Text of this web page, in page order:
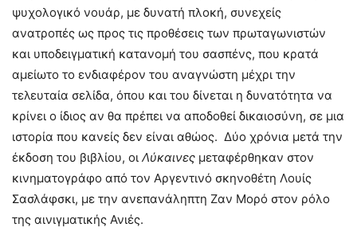
ψυχολογικό νουάρ, με δυνατή πλοκή, συνεχείς
ανατροπές ως προς τις προθέσεις των πρωταγωνιστών
και υποδειγματική κατανομή του σασπένς, που κρατά
αμείωτο το ενδιαφέρον του αναγνώστη μέχρι την
τελευταία σελίδα, όπου και του δίνεται η δυνατότητα να
κρίνει ο ίδιος αν θα πρέπει να αποδοθεί δικαιοσύνη, σε μια
ιστορία που κανείς δεν είναι αθώος. Δύο χρόνια μετά την
έκδοση του βιβλίου, οι Λύκαινες μεταφέρθηκαν στον
κινηματογράφο από τον Αργεντινό σκηνοθέτη Λουίς
Σασλάφσκι, με την ανεπανάληπτη Ζαν Μορό στον ρόλο
της αινιγματικής Ανιές.